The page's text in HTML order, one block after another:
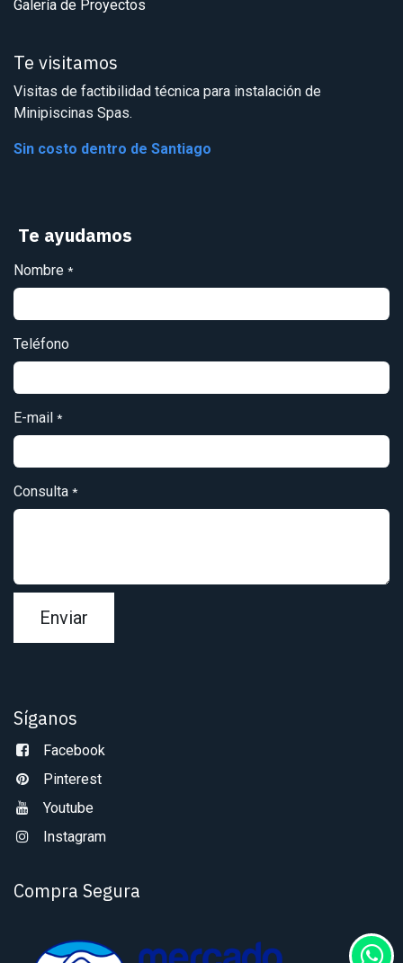
Galería de Proyectos
Te visitamos
Visitas de factibilidad técnica para instalación de
Minipiscinas Spas.
Sin costo dentro de Santiago
Te ayudamos
Nombre *
Teléfono
E-mail *
Consulta *
Enviar
Síganos
Facebook
Pinterest
Youtube
Instagram
Compra Segura